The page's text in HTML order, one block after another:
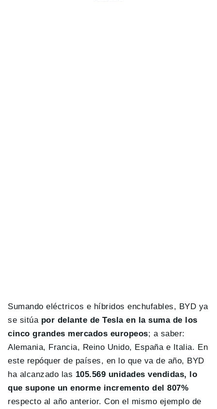
Sumando eléctricos e híbridos enchufables, BYD ya
se sitúa por delante de Tesla en la suma de los
cinco grandes mercados europeos; a saber:
Alemania, Francia, Reino Unido, España e Italia. En
este repóquer de países, en lo que va de año, BYD
ha alcanzado las 105.569 unidades vendidas, lo
que supone un enorme incremento del 807%
respecto al año anterior. Con el mismo ejemplo de